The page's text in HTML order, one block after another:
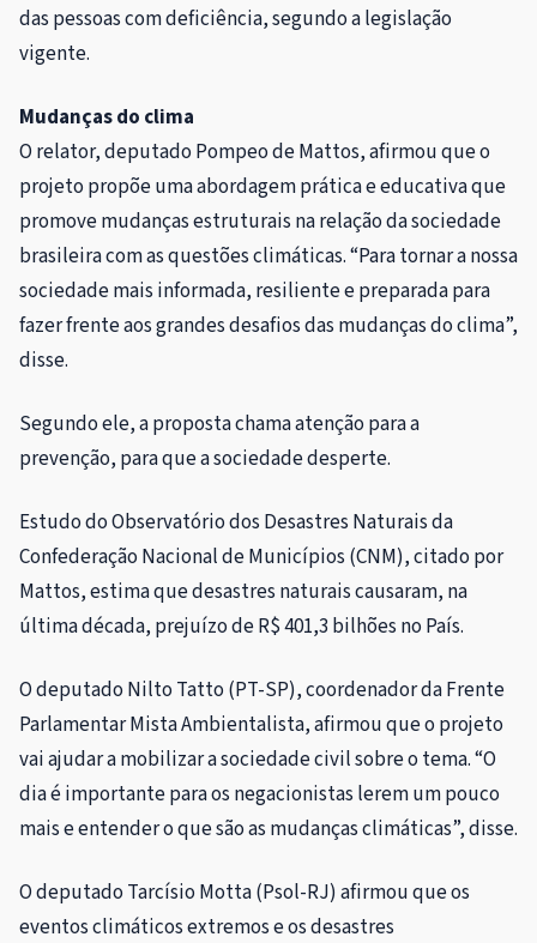
das pessoas com deficiência, segundo a legislação
vigente.
Mudanças do clima
O relator, deputado Pompeo de Mattos, afirmou que o
projeto propõe uma abordagem prática e educativa que
promove mudanças estruturais na relação da sociedade
brasileira com as questões climáticas. “Para tornar a nossa
sociedade mais informada, resiliente e preparada para
fazer frente aos grandes desafios das mudanças do clima”,
disse.
Segundo ele, a proposta chama atenção para a
prevenção, para que a sociedade desperte.
Estudo do Observatório dos Desastres Naturais da
Confederação Nacional de Municípios (CNM), citado por
Mattos, estima que desastres naturais causaram, na
última década, prejuízo de R$ 401,3 bilhões no País.
O deputado Nilto Tatto (PT-SP), coordenador da Frente
Parlamentar Mista Ambientalista, afirmou que o projeto
vai ajudar a mobilizar a sociedade civil sobre o tema. “O
dia é importante para os negacionistas lerem um pouco
mais e entender o que são as mudanças climáticas”, disse.
O deputado Tarcísio Motta (Psol-RJ) afirmou que os
eventos climáticos extremos e os desastres